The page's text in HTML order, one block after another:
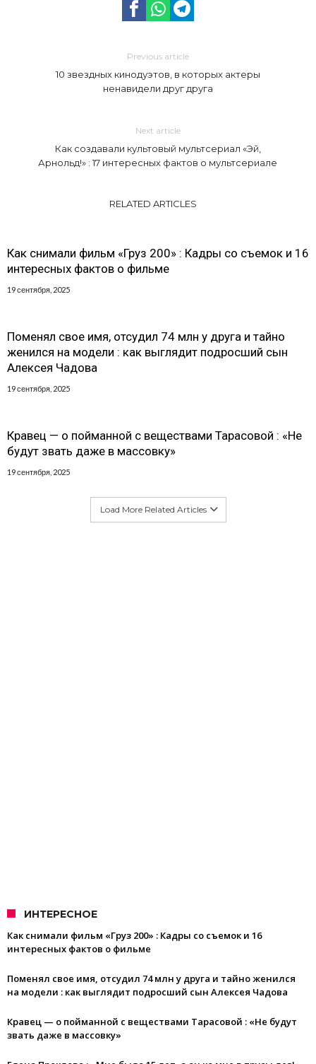
Previous article
10 звездных кинодуэтов, в которых актеры
ненавидели друг друга
Next article
Как создавали культовый мультсериал «Эй,
Арнольд!» : 17 интересных фактов о мультсериале
RELATED ARTICLES
Как снимали фильм «Груз 200» : Кадры со съемок и 16
интересных фактов о фильме
19 сентября, 2025
Поменял свое имя, отсудил 74 млн у друга и тайно
женился на модели : как выглядит подросший сын
Алексея Чадова
19 сентября, 2025
Кравец — о пойманной с веществами Тарасовой : «Не
будут звать даже в массовку»
19 сентября, 2025
Load More Related Articles
ИНТЕРЕСНОЕ
Как снимали фильм «Груз 200» : Кадры со съемок и 16
интересных фактов о фильме
Поменял свое имя, отсудил 74 млн у друга и тайно женился
на модели : как выглядит подросший сын Алексея Чадова
Кравец — о пойманной с веществами Тарасовой : «Не будут
звать даже в массовку»